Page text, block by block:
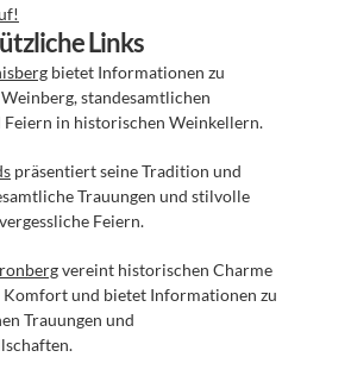
Links
bietet Informationen zu
standesamtlichen
Feiern in historischen Weinkellern.
präsentiert seine Tradition und
Trauungen und stilvolle
Feiern.
vereint historischen Charme
und bietet Informationen zu
Trauungen und